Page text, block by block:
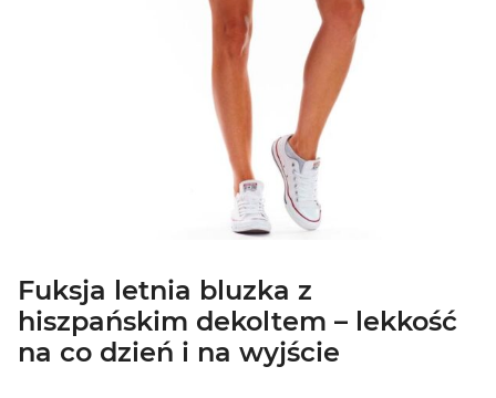
Fuksja letnia bluzka z
hiszpańskim dekoltem – lekkość
na co dzień i na wyjście